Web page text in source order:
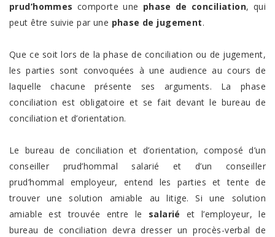
prud’hommes comporte une phase de conciliation, qui
peut être suivie par une phase de jugement.
Que ce soit lors de la phase de conciliation ou de jugement,
les parties sont convoquées à une audience au cours de
laquelle chacune présente ses arguments. La phase
conciliation est obligatoire et se fait devant le bureau de
conciliation et d’orientation.
Le bureau de conciliation et d’orientation, composé d’un
conseiller prud’hommal salarié et d’un conseiller
prud’hommal employeur, entend les parties et tente de
trouver une solution amiable au litige. Si une solution
amiable est trouvée entre le salarié et l’employeur, le
bureau de conciliation devra dresser un procès-verbal de